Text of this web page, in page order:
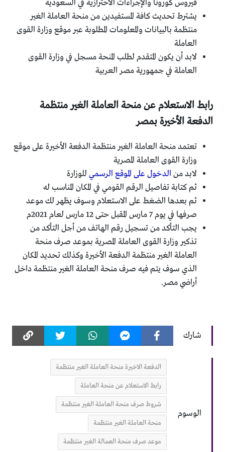
فيروس كورونا والإجراءات الأحترازية في السعودية
يشترط تحديث كافة المستفيدين من منحة العاملة الغير
منتظمة بالبيانات والمعلومات المطلوبة عبر موقع وزارة القوى
العاملة
لابد أن يكون المتقدم لطلب المنحة مسجل في وزارة القوى
العاملة في جمهورية مصر العربية
رابط الاستعلام عن منحة العاملة الغير منتظمة
الدفعة الأخيرة بمصر
تعتمد منحة العاملة الغير منتظمة الدفعة الأخيرة على موقع
وزارة القوى العاملة المصرية
لابد من الدخول على الموقع الرسميللوزارة
ثم كتابة تفاصيل الرقم القومي في المكان المناسب له
ثم بعدها الضغط على الاستعلام وسوف يظهر لك موعد
صرفها في يوم 7 مارس المقبل حتى 12 مارس لعام 2021م
يجب التأكد من تسجيل رقم الهاتف من أجل التأكد من
تذكير وزارة القوى العاملة المصرية بموعد صرف منحة
العاملة الغير منتظمة الدفعة الأخيرة وكذلك تحديد المكان
الذي سوف يتم فيه صرف منحة العاملة الغير منتظمة داخل
أراضي مصر.
شارك
الوسوم
الدفعة الاخيرة منحة العاملة الغير منتظمة
رابط الاستعلام عن منحة العاملة
شروط صرف منحة العاملة الغير منتظمة
منحة العاملة الغير منتظمة
موعد صرف منحة العمالة الغير منتظمة